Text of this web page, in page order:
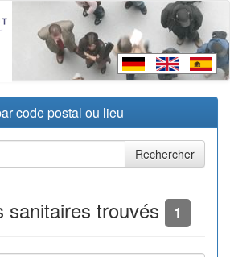
code postal ou lieu
sanitaires trouvés 1